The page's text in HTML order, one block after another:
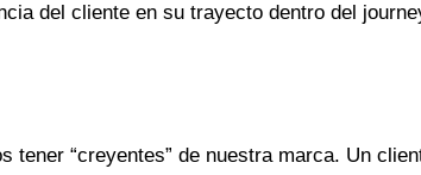
del cliente en su trayecto dentro del
tener “creyentes” de nuestra marca. Un